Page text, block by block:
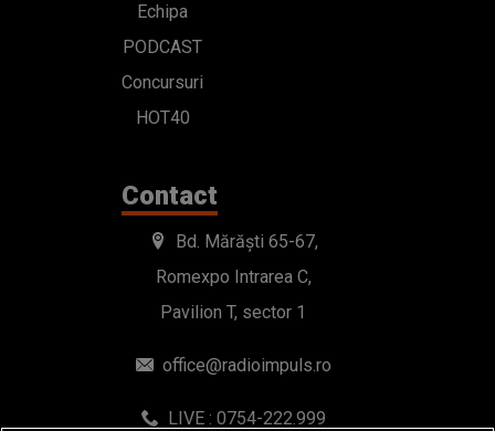
Echipa
PODCAST
Concursuri
HOT40
Contact
Bd. Mărăști 65-67,
Romexpo Intrarea C,
Pavilion T, sector 1
office@radioimpuls.ro
LIVE : 0754-222.999